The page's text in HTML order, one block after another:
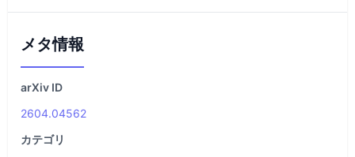
メタ情報
arXiv ID
2604.04562
カテゴリ